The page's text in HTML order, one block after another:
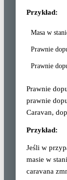
Przykład:
Masa w
Prawnie
Prawnie
Prawnie
prawnie
Caravan,
Przykład:
Jeśli w
masie w
caravana